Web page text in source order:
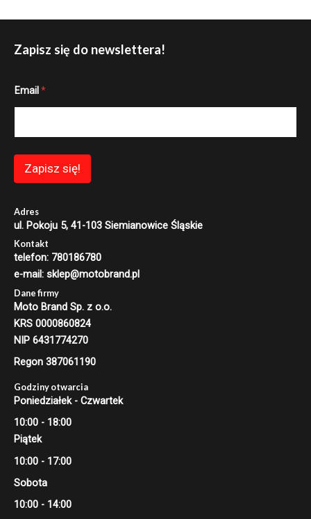
Zapisz się do newslettera!
m
*
i
Email *
Zapisz się!
Adres
ul. Pokoju 5, 41-103 Siemianowice Śląskie
Kontakt
telefon: 780186780
e-mail: sklep@motobrand.pl
Dane firmy
Moto Brand Sp. z o.o.
KRS 0000860824
NIP 6431774270
Regon 387061190
Godziny otwarcia
Poniedziałek - Czwartek
10:00 - 18:00
Piątek
10:00 - 17:00
Sobota
10:00 - 14:00